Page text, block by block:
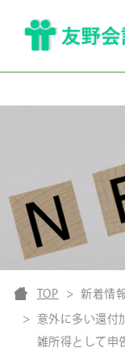
TOP 新着情
意外に多い還付
雑所得として申